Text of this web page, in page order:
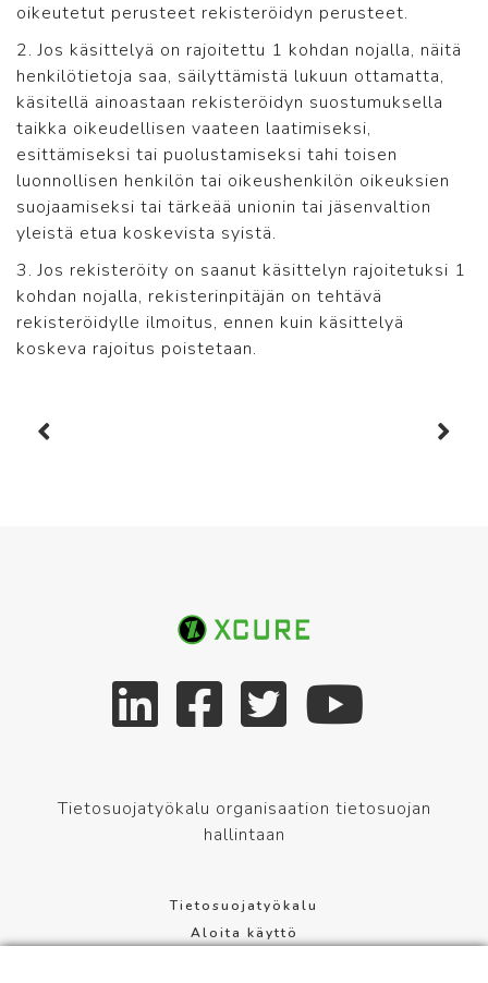
oikeutetut perusteet rekisteröidyn perusteet.
2. Jos käsittelyä on rajoitettu 1 kohdan nojalla, näitä
henkilötietoja saa, säilyttämistä lukuun ottamatta,
käsitellä ainoastaan rekisteröidyn suostumuksella
taikka oikeudellisen vaateen laatimiseksi,
esittämiseksi tai puolustamiseksi tahi toisen
luonnollisen henkilön tai oikeushenkilön oikeuksien
suojaamiseksi tai tärkeää unionin tai jäsenvaltion
yleistä etua koskevista syistä.
3. Jos rekisteröity on saanut käsittelyn rajoitetuksi 1
kohdan nojalla, rekisterinpitäjän on tehtävä
rekisteröidylle ilmoitus, ennen kuin käsittelyä
koskeva rajoitus poistetaan.
Tietosuojatyökalu organisaation tietosuojan
hallintaan
Tietosuojatyökalu
Aloita käyttö